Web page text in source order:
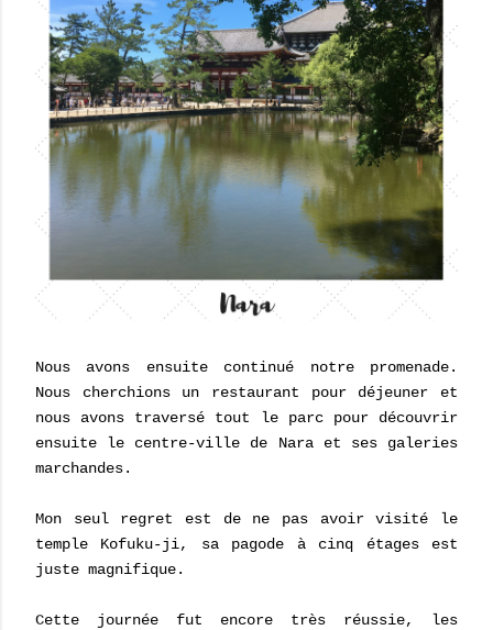
Nous avons ensuite continué notre promenade.
Nous cherchions un restaurant pour déjeuner et
nous avons traversé tout le parc pour découvrir
ensuite le centre-ville de Nara et ses galeries
marchandes.
Mon seul regret est de ne pas avoir visité le
temple Kofuku-ji, sa pagode à cinq étages est
juste magnifique.
Cette journée fut encore très réussie, les